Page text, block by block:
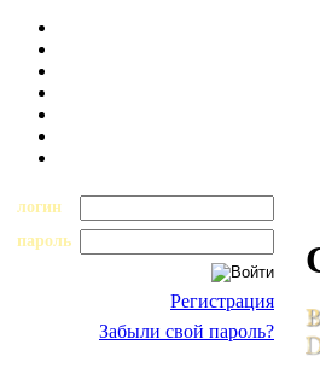
логин
пароль
Регистрация
Забыли свой пароль?